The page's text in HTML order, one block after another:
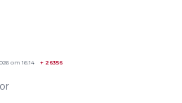
om 16:14 + 26356